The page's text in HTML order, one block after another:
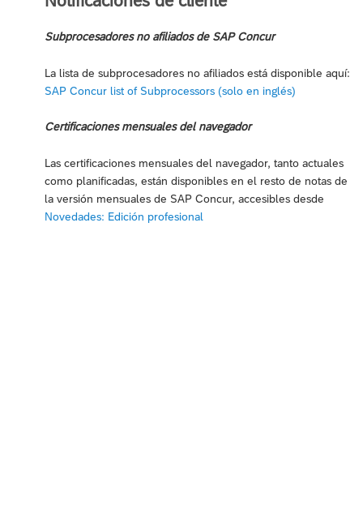
Subprocesadores no afiliados de SAP Concur
La lista de subprocesadores no afiliados está disponible aquí:
SAP Concur list of Subprocessors (solo en inglés)
Certificaciones mensuales del navegador
Las certificaciones mensuales del navegador, tanto actuales
como planificadas, están disponibles en el resto de notas de
la versión mensuales de SAP Concur, accesibles desde
Novedades: Edición profesional